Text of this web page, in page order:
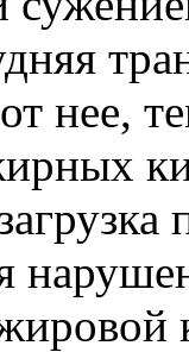
от нее,